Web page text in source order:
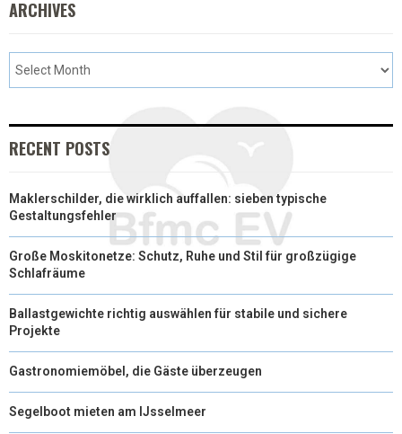
ARCHIVES
RECENT POSTS
Maklerschilder, die wirklich auffallen: sieben typische
Gestaltungsfehler
Große Moskitonetze: Schutz, Ruhe und Stil für großzügige
Schlafräume
Ballastgewichte richtig auswählen für stabile und sichere
Projekte
Gastronomiemöbel, die Gäste überzeugen
Segelboot mieten am IJsselmeer